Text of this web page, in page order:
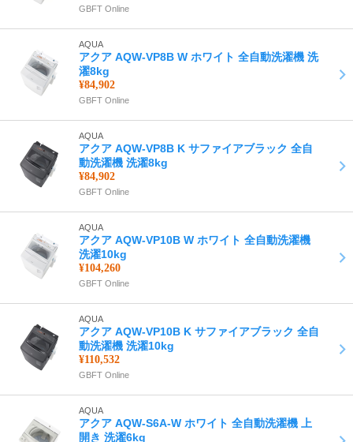
GBFT Online
AQUA
アクア AQW-VP8B W ホワイト 全自動洗濯機 洗
濯8kg
¥84,902
GBFT Online
AQUA
アクア AQW-VP8B K サファイアブラック 全自
動洗濯機 洗濯8kg
¥84,902
GBFT Online
AQUA
アクア AQW-VP10B W ホワイト 全自動洗濯機
洗濯10kg
¥104,260
GBFT Online
AQUA
アクア AQW-VP10B K サファイアブラック 全自
動洗濯機 洗濯10kg
¥110,532
GBFT Online
AQUA
アクア AQW-S6A-W ホワイト 全自動洗濯機 上
開き 洗濯6kg